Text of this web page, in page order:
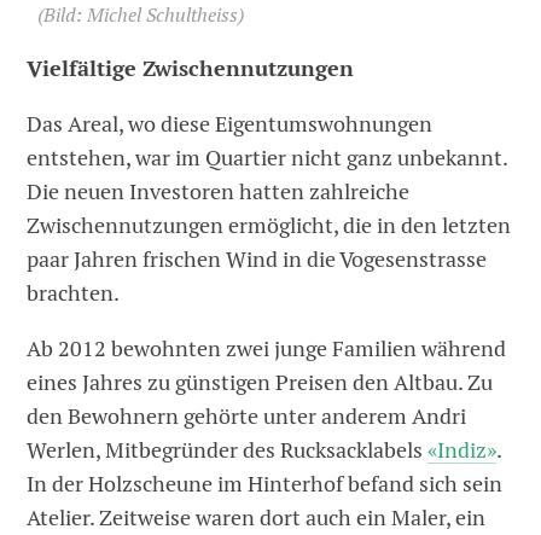
(Bild: Michel Schultheiss)
Vielfältige Zwischennutzungen
Das Areal, wo diese Eigentumswohnungen
entstehen, war im Quartier nicht ganz unbekannt.
Die neuen Investoren hatten zahlreiche
Zwischennutzungen ermöglicht, die in den letzten
paar Jahren frischen Wind in die Vogesenstrasse
brachten.
Ab 2012 bewohnten zwei junge Familien während
eines Jahres zu günstigen Preisen den Altbau. Zu
den Bewohnern gehörte unter anderem Andri
Werlen, Mitbegründer des Rucksacklabels«Indiz».
In der Holzscheune im Hinterhof befand sich sein
Atelier. Zeitweise waren dort auch ein Maler, ein